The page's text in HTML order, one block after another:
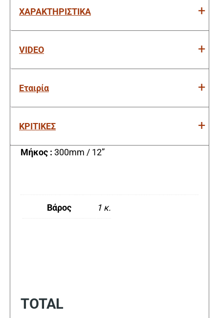
ΧΑΡΑΚΤΗΡΙΣΤΙΚΑ
VIDEO
Εταιρία
ΚΡΙΤΙΚΕΣ
Μήκος : 300mm / 12”
Βάρος 1 κ.
TOTAL